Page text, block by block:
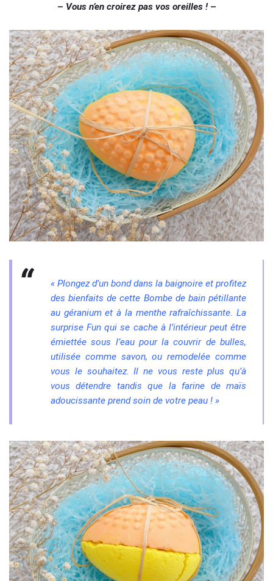
– Vous n’en croirez pas vos oreilles !–
« Plongez d’un bond dans la baignoire et profitez
des bienfaits de cette Bombe de bain pétillante
au géranium et à la menthe rafraîchissante. La
surprise Fun qui se cache à l’intérieur peut être
émiettée sous l’eau pour la couvrir de bulles,
utilisée comme savon, ou remodelée comme
vous le souhaitez. Il ne vous reste plus qu’à
vous détendre tandis que la farine de maïs
adoucissante prend soin de votre peau ! »